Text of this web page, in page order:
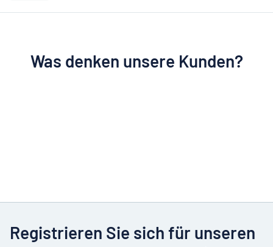
Was denken unsere Kunden?
Registrieren Sie sich für unseren